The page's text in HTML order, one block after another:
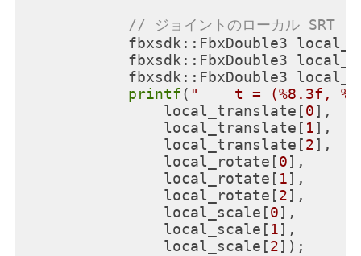
// ジョイントのローカル SRT を
fbxsdk::FbxDouble3
fbxsdk::FbxDouble3
fbxsdk::FbxDouble3
printf( "    t = (%8.3f,
                local_translate[
0],
                local_translate[
1],
                local_translate[
2],
                local_rotate[
0],
                local_rotate[
1],
                local_rotate[
2],
                local_scale[
0],
                local_scale[
1],
                local_scale[
2]);